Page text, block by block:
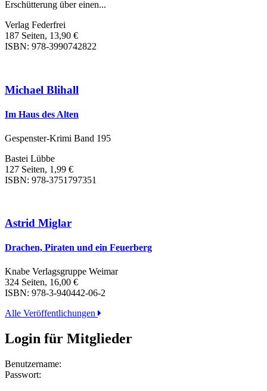
Erschütterung über einen...
Verlag Federfrei
187 Seiten, 13,90 €
ISBN: 978-3990742822
Michael Blihall
Im Haus des Alten
Gespenster-Krimi Band 195
Bastei Lübbe
127 Seiten, 1,99 €
ISBN: 978-3751797351
Astrid Miglar
Drachen, Piraten und ein Feuerberg
Knabe Verlagsgruppe Weimar
324 Seiten, 16,00 €
ISBN: 978-3-940442-06-2
Alle Veröffentlichungen
Login für Mitglieder
Benutzername:
Passwort: